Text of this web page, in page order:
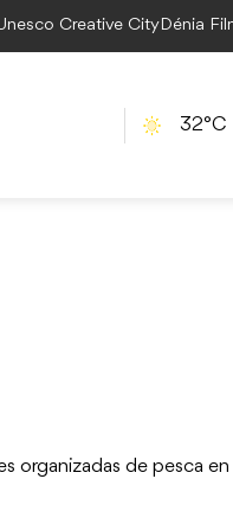
Creative CityDénia
32°C
organizadas de pesca en